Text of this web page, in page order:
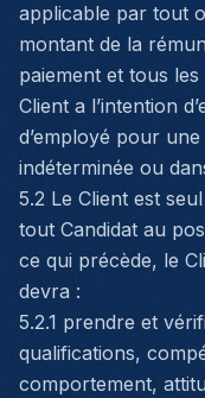
applicable par tout
montant de la
paiement et tous les
Client a l’intention
d’employé pour
indéterminée ou
5.2 Le Client est
tout Candidat au
ce qui précède, le
devra :
5.2.1 prendre et
qualifications,
comportement,